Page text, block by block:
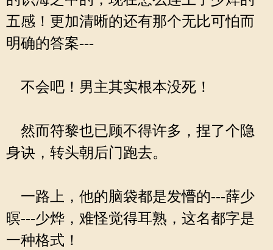
五感！更加清晰的还有那个无比可怕而
明确的答案---
不会吧！男主其实根本没死！
然而符黎也已顾不得许多，捏了个隐
身诀，转头朝后门跑去。
一路上，他的脑袋都是发懵的---薛少
暝---少烨，难怪觉得耳熟，这名都字是
一种格式！